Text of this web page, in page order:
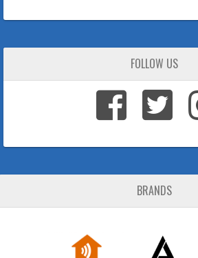
FOLLOW US
BRANDS